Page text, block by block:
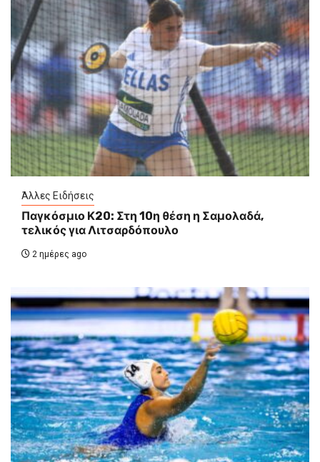
Άλλες Ειδήσεις
Παγκόσμιο Κ20: Στη 10η θέση η Σαμολαδά,
τελικός για Λιτσαρδόπουλο
2 ημέρες ago